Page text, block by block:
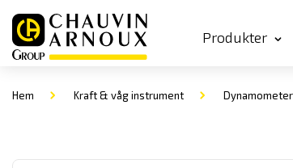
Produkter
Hem Kraft & våg instrument Dynamometer